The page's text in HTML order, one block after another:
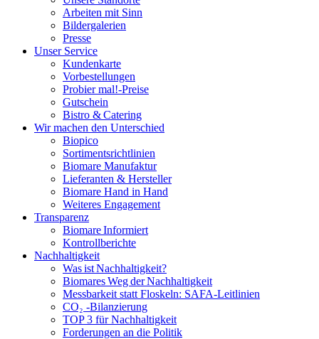
Arbeiten mit Sinn
Bildergalerien
Presse
Unser Service
Kundenkarte
Vorbestellungen
Probier mal!-Preise
Gutschein
Bistro & Catering
Wir machen den Unterschied
Biopico
Sortimentsrichtlinien
Biomare Manufaktur
Lieferanten & Hersteller
Biomare Hand in Hand
Weiteres Engagement
Transparenz
Biomare Informiert
Kontrollberichte
Nachhaltigkeit
Was ist Nachhaltigkeit?
Biomares Weg der Nachhaltigkeit
Messbarkeit statt Floskeln: SAFA-Leitlinien
CO₂ -Bilanzierung
TOP 3 für Nachhaltigkeit
Forderungen an die Politik